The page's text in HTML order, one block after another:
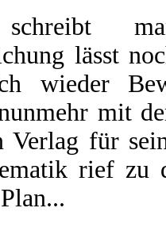
schreibt
lässt
wieder
mit
Verlag für
rief zu